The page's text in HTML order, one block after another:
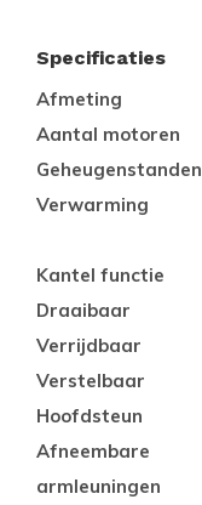
Specificaties
Afmeting
Aantal motoren
Geheugenstanden
Verwarming
Kantel functie
Draaibaar
Verrijdbaar
Verstelbaar
Hoofdsteun
Afneembare
armleuningen